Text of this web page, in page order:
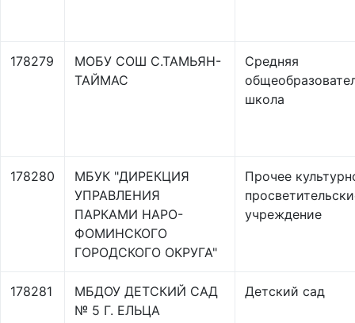
178279
МОБУ СОШ С.ТАМЬЯН-
ТАЙМАС
Средняя
школа
178280
МБУК "ДИРЕКЦИЯ
УПРАВЛЕНИЯ
ПАРКАМИ НАРО-
ФОМИНСКОГО
ГОРОДСКОГО ОКРУГА"
Прочее
учреждение
178281
МБДОУ ДЕТСКИЙ САД
№ 5 Г. ЕЛЬЦА
Детский сад